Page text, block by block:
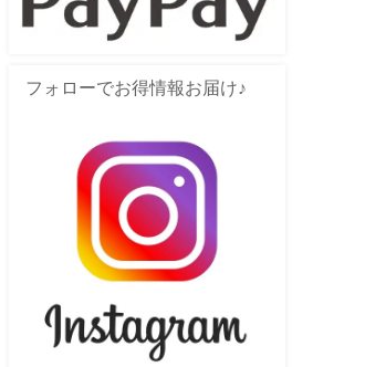
フォローでお得情報お届け♪